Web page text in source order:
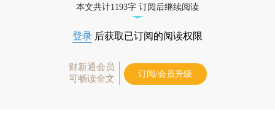
本文共计1193字 订阅后继续阅读
登录 后获取已订阅的阅读权限
财新通会员
可畅读全文
订阅/会员升级